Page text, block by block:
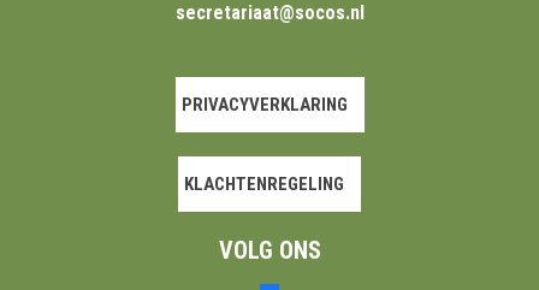
secretariaat@socos.nl
PRIVACYVERKLARING
KLACHTENREGELING
VOLG ONS